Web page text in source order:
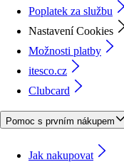
Poplatek za službu
Nastavení Cookies
Možnosti platby
itesco.cz
Clubcard
Pomoc s prvním nákupem
Jak nakupovat